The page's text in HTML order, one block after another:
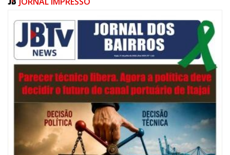
06/08/2026 | 07:00
Festival de Pesca de Praia vai celebrar o aniversário de Navegantes
ITAJAÍ